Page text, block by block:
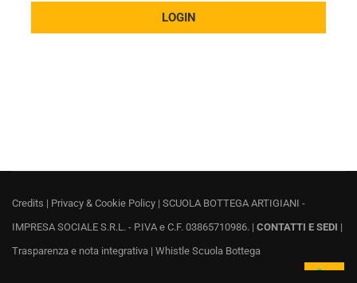
Credits | Privacy & Cookie Policy | SCUOLA BOTTEGA ARTIGIANI -
IMPRESA SOCIALE S.R.L. - P.IVA e C.F. 03865710986. | CONTATTI E SEDI |
Trasparenza e nota integrativa | Whistle Scuola Bottega